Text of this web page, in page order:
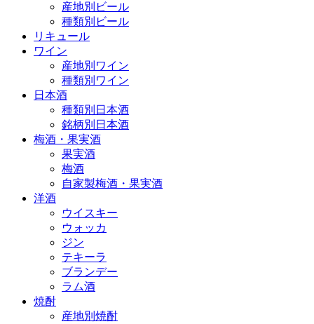
産地別ビール
種類別ビール
リキュール
ワイン
産地別ワイン
種類別ワイン
日本酒
種類別日本酒
銘柄別日本酒
梅酒・果実酒
果実酒
梅酒
自家製梅酒・果実酒
洋酒
ウイスキー
ウォッカ
ジン
テキーラ
ブランデー
ラム酒
焼酎
産地別焼酎